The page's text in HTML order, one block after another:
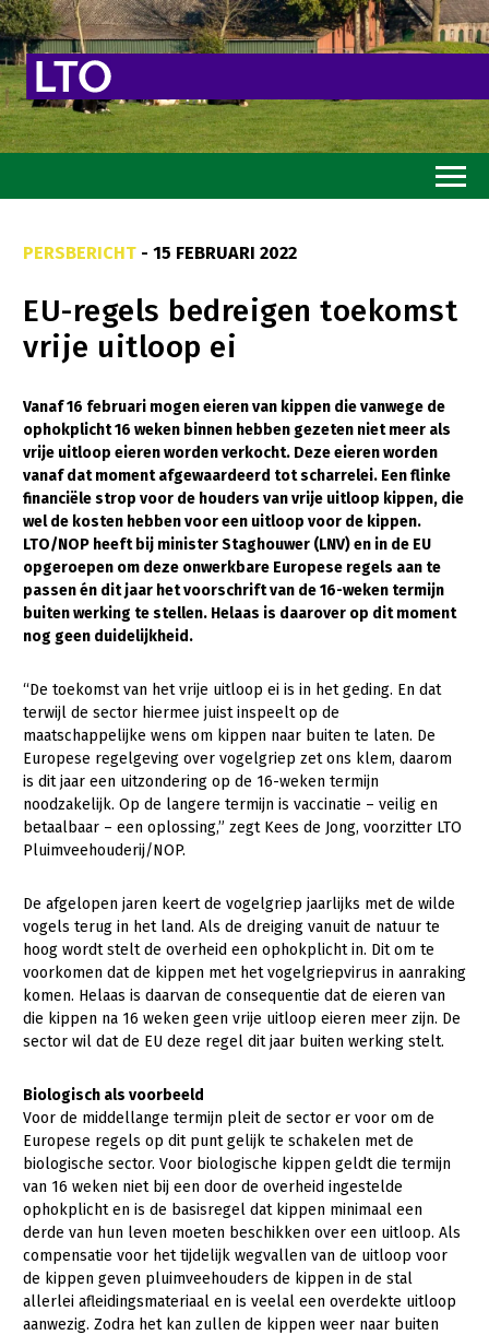
Goed eten
Mooi groen
Sterk ondernemerschap
Transitiepaden
Thema’s
Gezonde planten
Gezonde dieren
Natuur, klimaat en energie
Bodem en water
Platteland en omgeving
Mens, ondernemerschap en onderwijs
Internationaal
Sectoren
Dier
Biologische Landbouw
Geitenhouderij
Kalverhouderij
Konijnenhouderij
Melkveehouderij
Paardenhouderij
Pluimveehouderij
Schapenhouderij
Varkenshouderij
Vleesveehouderij
Plant
Akkerbouw
Biologische Landbouw
Bollenteelt
Bomen, vaste planten en zomerbloemen
Fruitteelt
Glastuinbouw
Paddenstoelen
Vollegrondsgroente
Multifunctionele landbouw
Multifunctioneel
Vrouw en Bedrijf
Onderwerpen
Nieuws
Webinars
Over LTO
LTO Nederland
Mensen
Bestuur en Directie
Medewerkers
Jaarverslag 2023
Vacatures
PERSBERICHT - 15 FEBRUARI 2022
EU-regels bedreigen toekomst
vrije uitloop ei
Vanaf 16 februari mogen eieren van kippen die vanwege de
ophokplicht 16 weken binnen hebben gezeten niet meer als
vrije uitloop eieren worden verkocht. Deze eieren worden
vanaf dat moment afgewaardeerd tot scharrelei. Een flinke
financiële strop voor de houders van vrije uitloop kippen, die
wel de kosten hebben voor een uitloop voor de kippen.
LTO/NOP heeft bij minister Staghouwer (LNV) en in de EU
opgeroepen om deze onwerkbare Europese regels aan te
passen én dit jaar het voorschrift van de 16-weken termijn
buiten werking te stellen. Helaas is daarover op dit moment
nog geen duidelijkheid.
“De toekomst van het vrije uitloop ei is in het geding. En dat
terwijl de sector hiermee juist inspeelt op de
maatschappelijke wens om kippen naar buiten te laten. De
Europese regelgeving over vogelgriep zet ons klem, daarom
is dit jaar een uitzondering op de 16-weken termijn
noodzakelijk. Op de langere termijn is vaccinatie – veilig en
betaalbaar – een oplossing,” zegt Kees de Jong, voorzitter LTO
Pluimveehouderij/NOP.
De afgelopen jaren keert de vogelgriep jaarlijks met de wilde
vogels terug in het land. Als de dreiging vanuit de natuur te
hoog wordt stelt de overheid een ophokplicht in. Dit om te
voorkomen dat de kippen met het vogelgriepvirus in aanraking
komen. Helaas is daarvan de consequentie dat de eieren van
die kippen na 16 weken geen vrije uitloop eieren meer zijn. De
sector wil dat de EU deze regel dit jaar buiten werking stelt.
Biologisch als voorbeeld
Voor de middellange termijn pleit de sector er voor om de
Europese regels op dit punt gelijk te schakelen met de
biologische sector. Voor biologische kippen geldt die termijn
van 16 weken niet bij een door de overheid ingestelde
ophokplicht en is de basisregel dat kippen minimaal een
derde van hun leven moeten beschikken over een uitloop. Als
compensatie voor het tijdelijk wegvallen van de uitloop voor
de kippen geven pluimveehouders de kippen in de stal
allerlei afleidingsmateriaal en is veelal een overdekte uitloop
aanwezig. Zodra het kan zullen de kippen weer naar buiten